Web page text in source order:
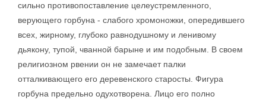
сильно противопоставление целеустремленного,
верующего горбуна - слабого хромоножки, опередившего
всех, жирному, глубоко равнодушному и ленивому
дьякону, тупой, чванной барыне и им подобным. В своем
религиозном рвении он не замечает палки
отталкивающего его деревенского старосты. Фигура
горбуна предельно одухотворена. Лицо его полно